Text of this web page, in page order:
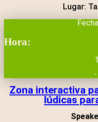
Lugar:
Hora:
Zona interactiva
lúdicas